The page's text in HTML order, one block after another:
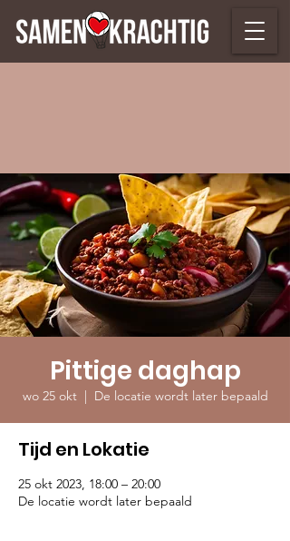
Pittige daghap
wo 25 okt
  |
De locatie wordt later bepaald
Tijd en Lokatie
25 okt 2023, 18:00 – 20:00
De locatie wordt later bepaald